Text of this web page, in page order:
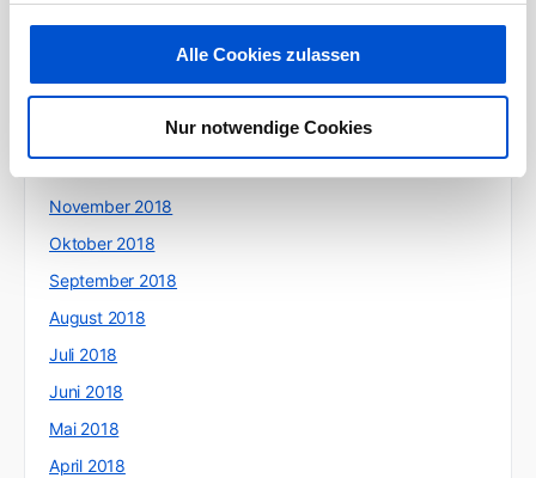
Alle Cookies zulassen
Nur notwendige Cookies
April 2019
Februar 2019
November 2018
Oktober 2018
September 2018
August 2018
Juli 2018
Juni 2018
Mai 2018
April 2018